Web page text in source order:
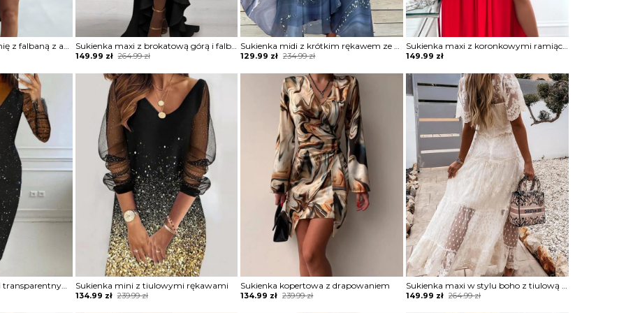
Sukienka na jedno ramię z falbaną z asymetrycznym dołem Sukienka maxi z brokatową górą i falbaną
264.99zł
Original
was:
264.99 zł.
149.99 zł
Current
is:
149.99 zł.
Sukienka midi z krótkim rękawem ze zwiewnego materiału
234.99zł
Original
was:
129.99 zł
Current
is:
Sukienka maxi z koronkowymi ramiączkami
149.99 zł
Sukienka z brokatem i transparentnymi rękawami Sukienka mini z tiulowymi rękawami
239.99zł
Original
134.99 zł
Current
Sukienka kopertowa z drapowaniem
239.99zł
Original
134.99 zł
Current
Sukienka maxi w stylu boho z tiulową warstwą
264.99zł
Original
149.99 zł
Current